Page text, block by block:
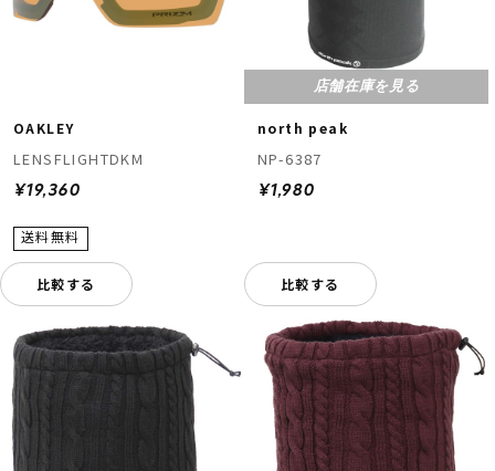
OAKLEY
LENSFLIGHTDKM
¥19,360
比較する
店舗在庫を見る
north peak
NP-6387
¥1,980
比較する